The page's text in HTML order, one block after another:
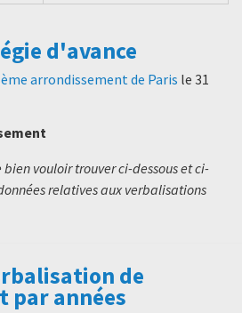
d'avance
arrondissement de Paris le 31
vouloir trouver ci-dessous et ci-
relatives aux verbalisations
de
par années